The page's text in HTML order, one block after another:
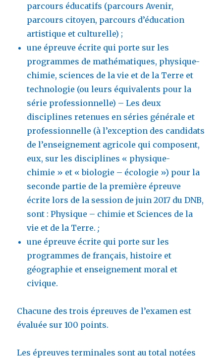
parcours éducatifs (parcours Avenir,
parcours citoyen, parcours d’éducation
artistique et culturelle) ;
une épreuve écrite qui porte sur les
programmes de mathématiques, physique-
chimie, sciences de la vie et de la Terre et
technologie (ou leurs équivalents pour la
série professionnelle) – Les deux
disciplines retenues en séries générale et
professionnelle (à l’exception des candidats
de l’enseignement agricole qui composent,
eux, sur les disciplines « physique-
chimie » et « biologie – écologie ») pour la
seconde partie de la première épreuve
écrite lors de la session de juin 2017 du DNB,
sont : Physique – chimie et Sciences de la
vie et de la Terre. ;
une épreuve écrite qui porte sur les
programmes de français, histoire et
géographie et enseignement moral et
civique.
Chacune des trois épreuves de l’examen est
évaluée sur 100 points.
Les épreuves terminales sont au total notées